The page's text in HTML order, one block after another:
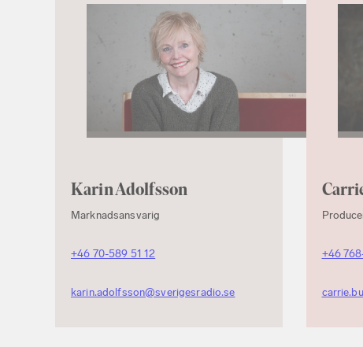
Karin Adolfsson
Marknadsansvarig
+46 70-589 51 12
karin.adolfsson@sverigesradio.se
+46